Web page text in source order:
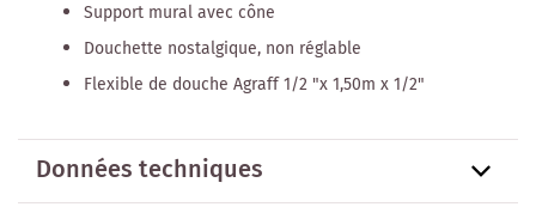
Support mural avec cône
Douchette nostalgique, non réglable
Flexible de douche Agraff 1/2 "x 1,50m x 1/2"
Données techniques